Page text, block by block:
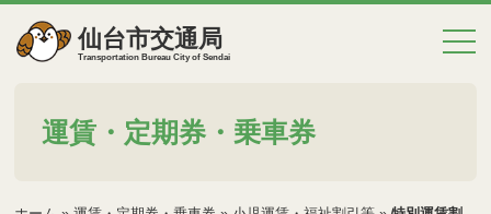
仙台市交通局
Transportation Bureau City of Sendai
運賃・定期券・乗車券